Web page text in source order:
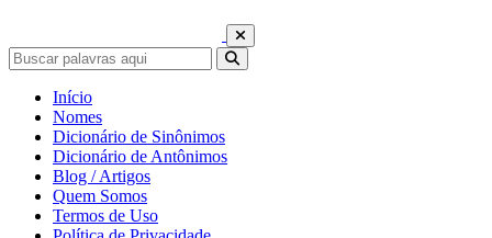
Início
Nomes
Dicionário de Sinônimos
Dicionário de Antônimos
Blog / Artigos
Quem Somos
Termos de Uso